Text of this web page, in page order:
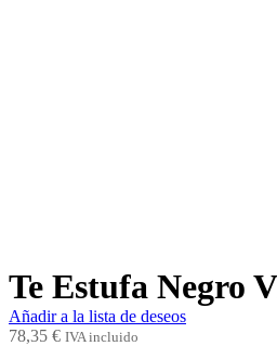
Te Estufa Negro
Añadir a la lista de deseos
78,35 € IVA incluido